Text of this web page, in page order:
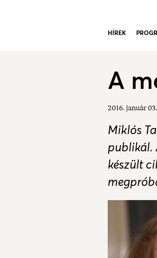
HÍREK
A
2016. január 03.
Miklós
publikál.
készült